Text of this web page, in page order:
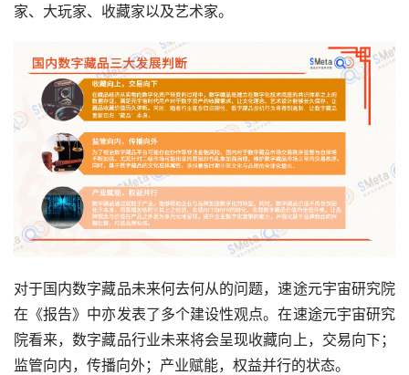
家、大玩家、收藏家以及艺术家。
对于国内数字藏品未来何去何从的问题，速途元宇宙研究院
在《报告》中亦发表了多个建设性观点。在速途元宇宙研究
院看来，数字藏品行业未来将会呈现收藏向上，交易向下；
监管向内，传播向外；产业赋能，权益并行的状态。